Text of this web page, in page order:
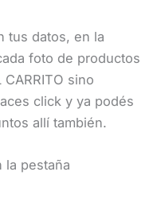
tus datos, en la
foto de productos
CARRITO sino
click y ya podés
allí también.
la pestaña